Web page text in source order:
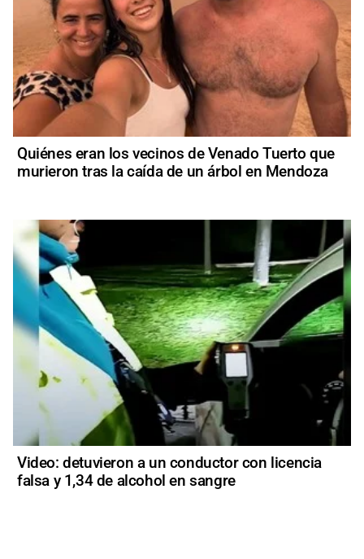
Quiénes eran los vecinos de Venado Tuerto que
murieron tras la caída de un árbol en Mendoza
Video: detuvieron a un conductor con licencia
falsa y 1,34 de alcohol en sangre